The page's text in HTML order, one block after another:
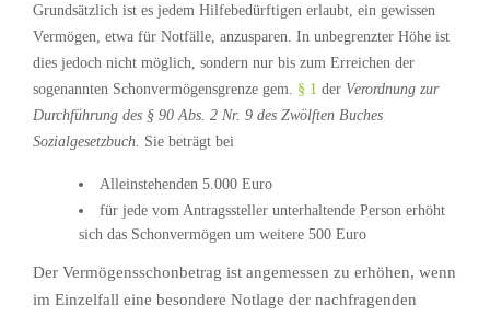
Grundsätzlich ist es jedem Hilfebedürftigen erlaubt, ein gewissen
Vermögen, etwa für Notfälle, anzusparen. In unbegrenzter Höhe ist
dies jedoch nicht möglich, sondern nur bis zum Erreichen der
sogenannten Schonvermögensgrenze gem. § 1 der Verordnung zur
Durchführung des § 90 Abs. 2 Nr. 9 des Zwölften Buches
Sozialgesetzbuch. Sie beträgt bei
Alleinstehenden 5.000 Euro
für jede vom Antragssteller unterhaltende Person erhöht
sich das Schonvermögen um weitere 500 Euro
Der Vermögensschonbetrag ist angemessen zu erhöhen, wenn
im Einzelfall eine besondere Notlage der nachfragenden